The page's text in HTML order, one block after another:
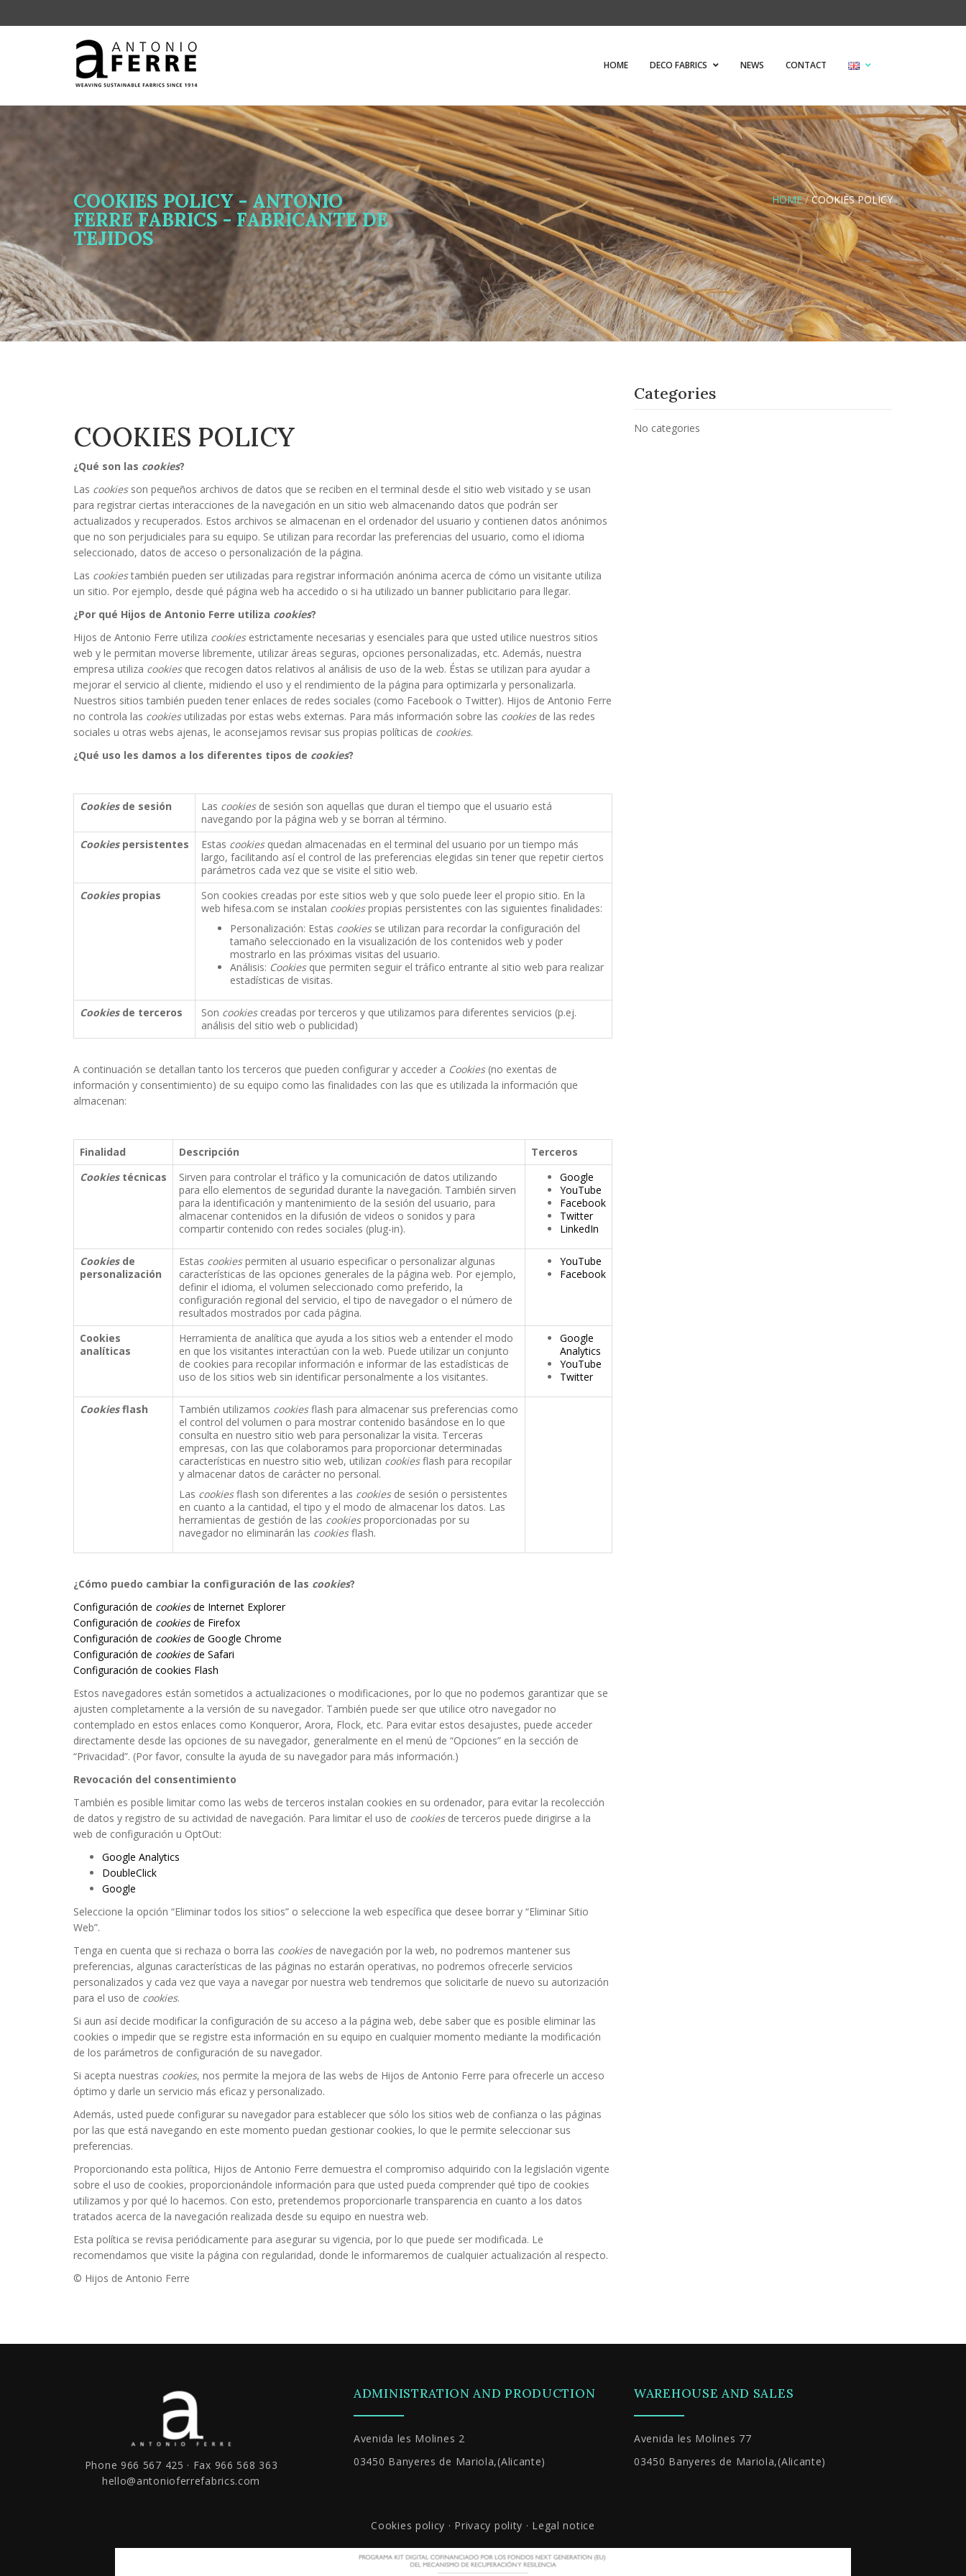
HOME DECO FABRICS NEWS CONTACT
COOKIES POLICY - ANTONIO
FERRE FABRICS - FABRICANTE DE
TEJIDOS
HOME/COOKIES POLICY
COOKIES POLICY
¿Qué son las cookies?
Las cookiesson pequeños archivos de datos que se reciben en el terminal desde el sitio web visitado y se usan
para registrar ciertas interacciones de la navegación en un sitio web almacenando datos que podrán ser
actualizados y recuperados. Estos archivos se almacenan en el ordenador del usuario y contienen datos anónimos
que no son perjudiciales para su equipo. Se utilizan para recordar las preferencias del usuario, como el idioma
seleccionado, datos de acceso o personalización de la página.
Las cookiestambién pueden ser utilizadas para registrar información anónima acerca de cómo un visitante utiliza
un sitio. Por ejemplo, desde qué página web ha accedido o si ha utilizado un banner publicitario para llegar.
¿Por qué Hijos de Antonio Ferre utiliza cookies?
Hijos de Antonio Ferre utiliza cookiesestrictamente necesarias y esenciales para que usted utilice nuestros sitios
web y le permitan moverse libremente, utilizar áreas seguras, opciones personalizadas, etc. Además, nuestra
empresa utiliza cookies que recogen datos relativos al análisis de uso de la web. Éstas se utilizan para ayudar a
mejorar el servicio al cliente, midiendo el uso y el rendimiento de la página para optimizarla y personalizarla.
Nuestros sitios también pueden tener enlaces de redes sociales (como Facebook o Twitter). Hijos de Antonio Ferre
no controla las cookiesutilizadas por estas webs externas. Para más información sobre las cookiesde las redes
sociales u otras webs ajenas, le aconsejamos revisar sus propias políticas de cookies.
¿Qué uso les damos a los diferentes tipos de cookies?
Cookiesde sesión Las cookiesde sesión son aquellas que duran el tiempo que el usuario está
navegando por la página web y se borran al término.
Cookiespersistentes Estas cookiesquedan almacenadas en el terminal del usuario por un tiempo más
largo, facilitando así el control de las preferencias elegidas sin tener que repetir ciertos
parámetros cada vez que se visite el sitio web.
Cookiespropias
Son cookies creadas por este sitios web y que solo puede leer el propio sitio. En la
web hifesa.com se instalan cookiespropias persistentes con las siguientes finalidades:
Personalización: Estas cookiesse utilizan para recordar la configuración del
tamaño seleccionado en la visualización de los contenidos web y poder
mostrarlo en las próximas visitas del usuario.
Análisis: Cookiesque permiten seguir el tráfico entrante al sitio web para realizar
estadísticas de visitas.
Cookiesde terceros Son cookiescreadas por terceros y que utilizamos para diferentes servicios (p.ej.
análisis del sitio web o publicidad)
A continuación se detallan tanto los terceros que pueden configurar y acceder a Cookies(no exentas de
información y consentimiento) de su equipo como las finalidades con las que es utilizada la información que
almacenan:
Finalidad Descripción
Terceros
Cookiestécnicas
Sirven para controlar el tráfico y la comunicación de datos utilizando
para ello elementos de seguridad durante la navegación. También sirven
para la identificación y mantenimiento de la sesión del usuario, para
almacenar contenidos en la difusión de videos o sonidos y para
compartir contenido con redes sociales (plug-in).
Google
YouTube
Facebook
Twitter
LinkedIn
Cookiesde
personalización
Estas cookiespermiten al usuario especificar o personalizar algunas
características de las opciones generales de la página web. Por ejemplo,
definir el idioma, el volumen seleccionado como preferido, la
configuración regional del servicio, el tipo de navegador o el número de
resultados mostrados por cada página.
YouTube
Facebook
Cookies
analíticas
Herramienta de analítica que ayuda a los sitios web a entender el modo
en que los visitantes interactúan con la web. Puede utilizar un conjunto
de cookies para recopilar información e informar de las estadísticas de
uso de los sitios web sin identificar personalmente a los visitantes.
Google
Analytics
YouTube
Twitter
Cookiesflash También utilizamos cookiesflash para almacenar sus preferencias como
el control del volumen o para mostrar contenido basándose en lo que
consulta en nuestro sitio web para personalizar la visita. Terceras
empresas, con las que colaboramos para proporcionar determinadas
características en nuestro sitio web, utilizan cookiesflash para recopilar
y almacenar datos de carácter no personal.
Las cookiesflash son diferentes a las cookiesde sesión o persistentes
en cuanto a la cantidad, el tipo y el modo de almacenar los datos. Las
herramientas de gestión de las cookiesproporcionadas por su
navegador no eliminarán las cookiesflash.
¿Cómo puedo cambiar la configuración de las cookies?
Configuración de cookiesde Internet Explorer
Configuración de cookiesde Firefox
Configuración de cookiesde Google Chrome
Configuración de cookiesde Safari
Configuración de cookies Flash
Estos navegadores están sometidos a actualizaciones o modificaciones, por lo que no podemos garantizar que se
ajusten completamente a la versión de su navegador. También puede ser que utilice otro navegador no
contemplado en estos enlaces como Konqueror, Arora, Flock, etc. Para evitar estos desajustes, puede acceder
directamente desde las opciones de su navegador, generalmente en el menú de “Opciones” en la sección de
“Privacidad”. (Por favor, consulte la ayuda de su navegador para más información.)
Revocación del consentimiento
También es posible limitar como las webs de terceros instalan cookies en su ordenador, para evitar la recolección
de datos y registro de su actividad de navegación. Para limitar el uso de cookiesde terceros puede dirigirse a la
web de configuración u OptOut:
Google Analytics
DoubleClick
Google
Seleccione la opción “Eliminar todos los sitios” o seleccione la web específica que desee borrar y “Eliminar Sitio
Web”.
Tenga en cuenta que si rechaza o borra las cookiesde navegación por la web, no podremos mantener sus
preferencias, algunas características de las páginas no estarán operativas, no podremos ofrecerle servicios
personalizados y cada vez que vaya a navegar por nuestra web tendremos que solicitarle de nuevo su autorización
para el uso de cookies.
Si aun así decide modificar la configuración de su acceso a la página web, debe saber que es posible eliminar las
cookies o impedir que se registre esta información en su equipo en cualquier momento mediante la modificación
de los parámetros de configuración de su navegador.
Si acepta nuestras cookies, nos permite la mejora de las webs de Hijos de Antonio Ferre para ofrecerle un acceso
óptimo y darle un servicio más eficaz y personalizado.
Además, usted puede configurar su navegador para establecer que sólo los sitios web de confianza o las páginas
por las que está navegando en este momento puedan gestionar cookies, lo que le permite seleccionar sus
preferencias.
Proporcionando esta política, Hijos de Antonio Ferre demuestra el compromiso adquirido con la legislación vigente
sobre el uso de cookies, proporcionándole información para que usted pueda comprender qué tipo de cookies
utilizamos y por qué lo hacemos. Con esto, pretendemos proporcionarle transparencia en cuanto a los datos
tratados acerca de la navegación realizada desde su equipo en nuestra web.
Esta política se revisa periódicamente para asegurar su vigencia, por lo que puede ser modificada. Le
recomendamos que visite la página con regularidad, donde le informaremos de cualquier actualización al respecto.
© Hijos de Antonio Ferre
Categories
No categories
Phone 966 567 425 · Fax 966 568 363
hello@antonioferrefabrics.com
ADMINISTRATION AND PRODUCTION
Avenida les Molines 2
03450 Banyeres de Mariola,(Alicante)
WAREHOUSE AND SALES
Avenida les Molines 77
03450 Banyeres de Mariola,(Alicante)
Cookies policy · Privacy polity · Legal notice
functionality
behaviour as